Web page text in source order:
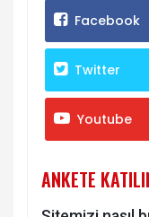
Facebook
Twitter
Youtube
ANKETE